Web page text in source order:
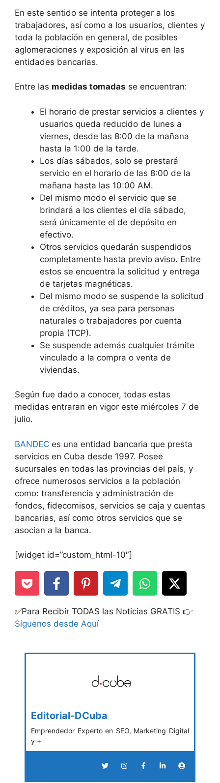
En este sentido se intenta proteger a los
trabajadores, así como a los usuarios, clientes y
toda la población en general, de posibles
aglomeraciones y exposición al virus en las
entidades bancarias.
Entre las medidas tomadas se encuentran:
El horario de prestar servicios a clientes y
usuarios queda reducido de lunes a
viernes, desde las 8:00 de la mañana
hasta la 1:00 de la tarde.
Los días sábados, solo se prestará
servicio en el horario de las 8:00 de la
mañana hasta las 10:00 AM.
Del mismo modo el servicio que se
brindará a los clientes el día sábado,
será únicamente el de depósito en
efectivo.
Otros servicios quedarán suspendidos
completamente hasta previo aviso. Entre
estos se encuentra la solicitud y entrega
de tarjetas magnéticas.
Del mismo modo se suspende la solicitud
de créditos, ya sea para personas
naturales o trabajadores por cuenta
propia (TCP).
Se suspende además cualquier trámite
vinculado a la compra o venta de
viviendas.
Según fue dado a conocer, todas estas
medidas entraran en vigor este miércoles 7 de
julio.
BANDEC es una entidad bancaria que presta
servicios en Cuba desde 1997. Posee
sucursales en todas las provincias del país, y
ofrece numerosos servicios a la población
como: transferencia y administración de
fondos, fidecomisos, servicios se caja y cuentas
bancarias, así como otros servicios que se
asocian a la banca.
[widget id=”custom_html-10″]
✅Para Recibir TODAS las Noticias GRATIS 👉
Síguenos desde Aquí
Editorial-DCuba
Emprendedor Experto en SEO, Marketing Digital
y +